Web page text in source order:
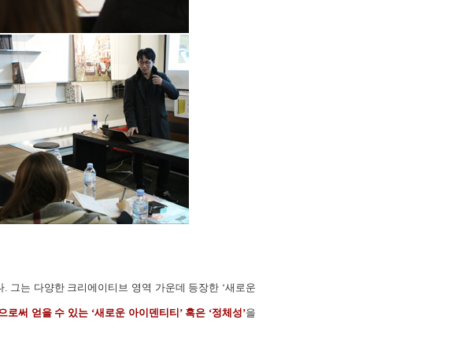
그는 다양한 크리에이티브 영역 가운데 등장한 ‘새로운
로써 얻을 수 있는 ‘새로운 아이덴티티’ 혹은 ‘정체성’을